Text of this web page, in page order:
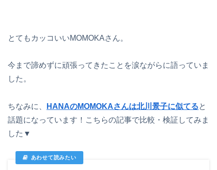
とてもカッコいいMOMOKAさん。
今まで諦めずに頑張ってきたことを涙ながらに語っていま
した。
ちなみに、 HANAのMOMOKAさんは北川景子に似てると
話題になっています！こちらの記事で比較・検証してみま
した▼